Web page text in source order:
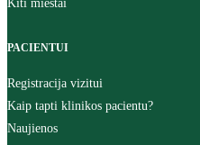
Kiti miestai
PACIENTUI
Registracija vizitui
Kaip tapti klinikos pacientu?
Naujienos